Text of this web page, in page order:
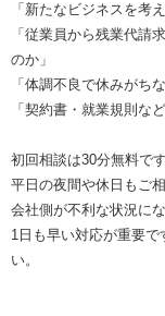
「新たなビジネスを考
「従業員から残業代請
のか」
「体調不良で休みがち
「契約書・就業規則な
初回相談は30分無料です
平日の夜間や休日もご
会社側が不利な状況に
1日も早い対応が重要
い。